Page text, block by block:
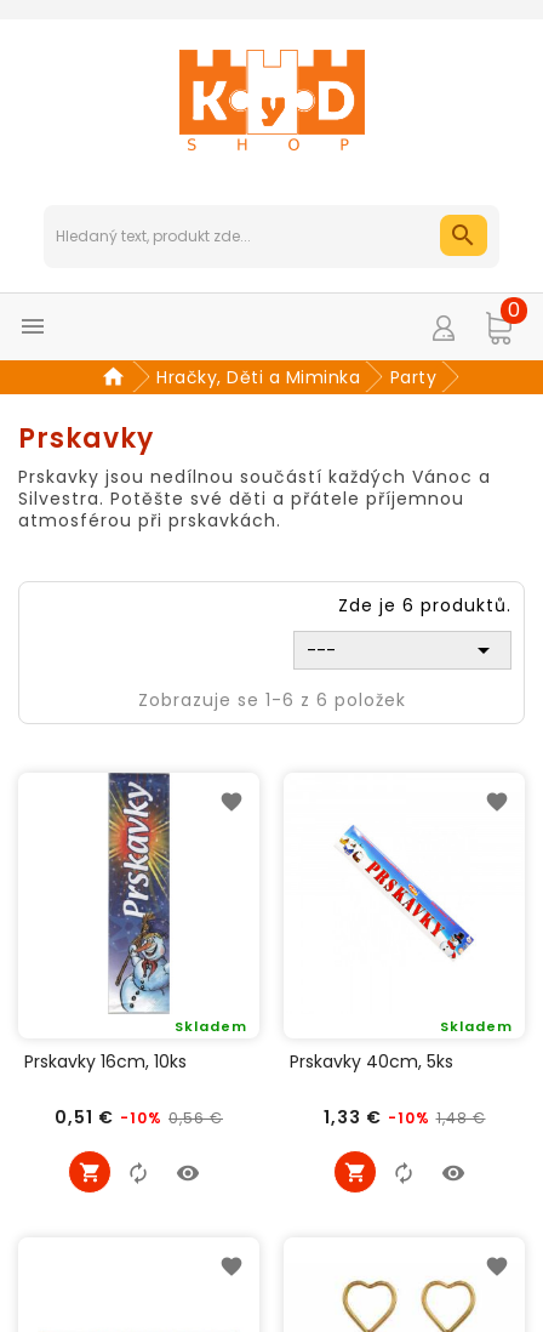

0
Hračky, Děti a Miminka Party
Prskavky
Prskavky jsou nedílnou součástí každých Vánoc a
Silvestra. Potěšte své děti a přátele příjemnou
atmosférou při prskavkách.
Zde je 6 produktů.
---

Zobrazuje se 1-6 z 6 položek
Prskavky 16cm, 10ks
0,51 € Běžná
-10% 0,56 €
Skladem
Cena
Prskavky 40cm, 5ks
1,33 € Běžná
-10% 1,48 €
Skladem
Cena